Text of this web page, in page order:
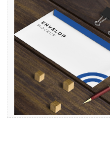
Envuelve tu mensaje con
calidad
Comprar